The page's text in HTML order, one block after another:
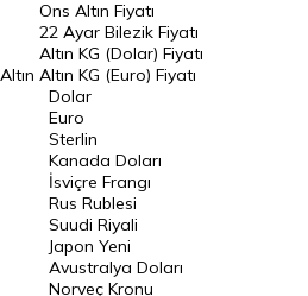
Döviz Kuru
Dolar Kuru
Euro Kuru
Pound Kuru
Frank Kuru
Riyal Kuru
Avustralya Doları
Danimarka Kronu Kuru
Altın
Ons Altın Fiyatı
22 Ayar Bilezik Fiyatı
Altın KG (Dolar) Fiyatı
Altın KG (Euro) Fiyatı
Dolar
Euro
Sterlin
Kanada Doları
İsviçre Frangı
Rus Rublesi
Suudi Riyali
Japon Yeni
Avustralya Doları
Norveç Kronu